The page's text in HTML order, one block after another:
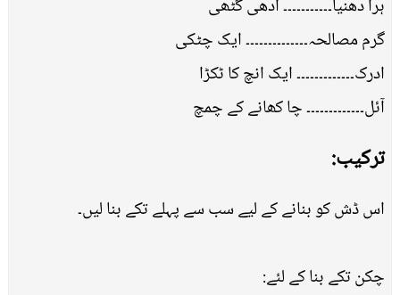
ہرا دھنیا۔۔۔۔۔۔۔۔۔۔۔ آدھی گٹھی
گرم مصالحہ۔۔۔۔۔۔۔۔۔۔۔۔۔۔ ایک چٹکی
ادرک۔۔۔۔۔۔۔۔۔۔۔۔۔ ایک انچ کا ٹکڑا
آئل۔۔۔۔۔۔۔۔۔۔۔۔۔ چا کھانے کے چمچ
ترکیب:
اس ڈش کو بنانے کے لیے سب سے پہلے تکے بنا لیں۔
چکن تکے بنا کے لئے: